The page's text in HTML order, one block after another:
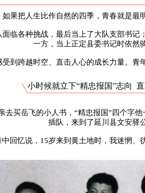
如果把人生比作自然的四季，青春就是
临各种挑战，最后当上了大队支部书
一方，当上正定县委书记时依然
到跨越时空、直击人心的成长力量。青
小时候就立下“精忠报国”志向
去买岳飞的小人书，“精忠报国”四个字
插队，来到了延川县文安驿
回忆说，15岁来到黄土地时，我迷惘、